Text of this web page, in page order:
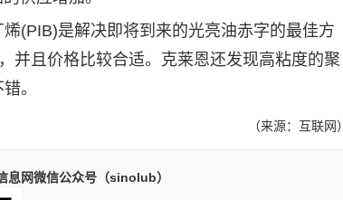
是解决即将到来的光亮油赤字的最佳方
并且价格比较合适。克莱恩还发现高粘度的聚
。
（来源：互联网）
息网微信公众号（sinolub）